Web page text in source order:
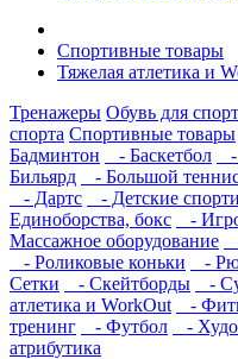
Спортивные товары
Тяжелая атлетика и
Тренажеры Обувь для
спорта Спортивные товары
Бадминтон
- Баскетбол -
Бильярд
- Большой
- Дартс
- Детские
Единоборства, бокс
-
Массажное оборудование
- Роликовые коньки
-
Сетки
- Скейтборды -
атлетика и WorkOut
-
тренинг
- Футбол -
атрибутика